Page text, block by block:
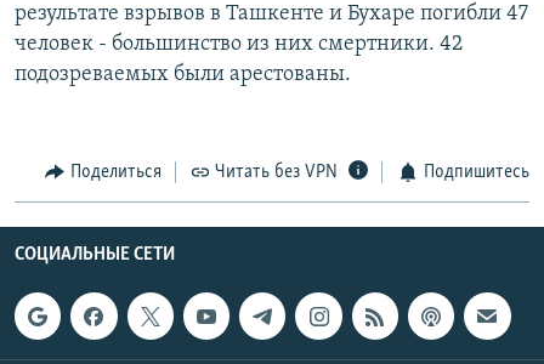
результате взрывов в Ташкенте и Бухаре погибли 47
человек - большинство из них смертники. 42
подозреваемых были арестованы.
Поделиться Читать без VPN Подпишитесь
СОЦИАЛЬНЫЕ СЕТИ